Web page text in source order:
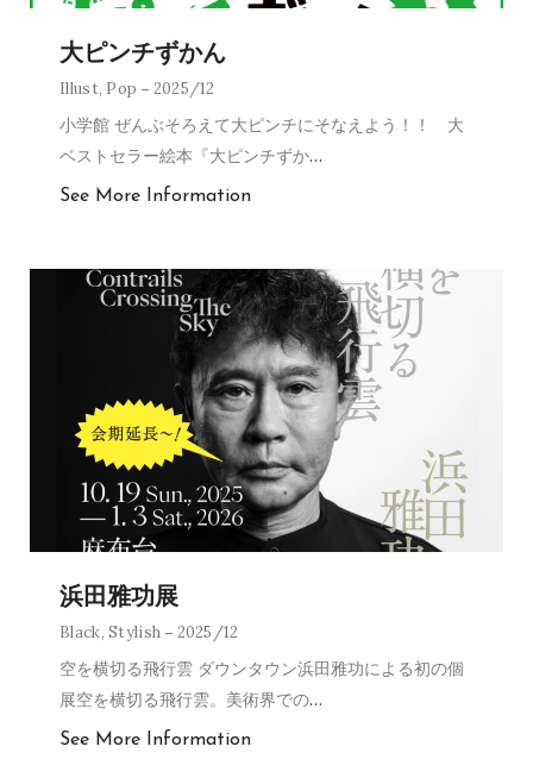
大ピンチずかん
Illust, Pop 2025/12
小学館 ぜんぶそろえて大ピンチにそなえよう！！ 大
ベストセラー絵本『大ピンチずか…
See More Information
浜田雅功展
Black,Stylish 2025/12
空を横切る飛行雲 ダウンタウン浜田雅功による初の個
展空を横切る飛行雲。美術界での…
See More Information